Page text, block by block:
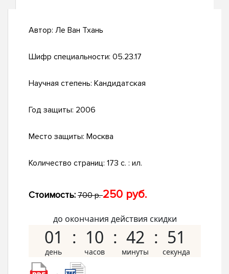
Автор: Ле Ван Тхань
Шифр специальности: 05.23.17
Научная степень: Кандидатская
Год защиты: 2006
Место защиты: Москва
Количество страниц: 173 с. : ил.
Стоимость: 700 р.250 руб.
до окончания действия скидки
01 10 42 50